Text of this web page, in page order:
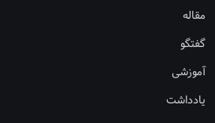
مقاله
گفتگو
آموزشی
یادداشت